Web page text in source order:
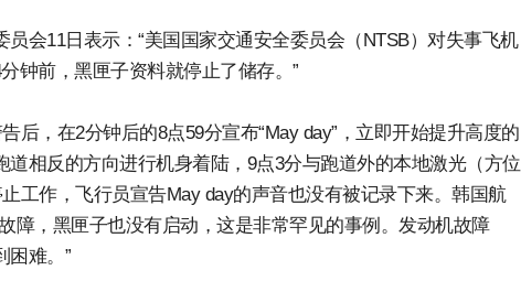
会11日表示：“美国国家交通安全委员会（NTSB）对失事飞机
钟前，黑匣子资料就停止了储存。”
后，在2分钟后的8点59分宣布“May day”，立即开始提升高度的
相反的方向进行机身着陆，9点3分与跑道外的本地激光（方位
工作，飞行员宣告May day的声音也没有被记录下来。韩国航
障，黑匣子也没有启动，这是非常罕见的事例。发动机故障
困难。”